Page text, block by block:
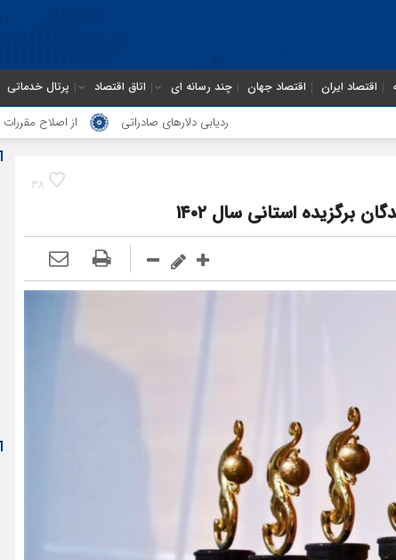
اقتصاد ایران اقتصاد جهان چند رسانه ای اتاق اقتصاد پرتال خدماتی
ردیابی دلارهای صادراتی از اصلاح مقررات بانکی و ارزی تا
38
برگزیده استانی سال ۱۴۰۲